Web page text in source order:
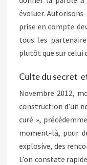
évoluer.
prise en compte
tous les
plutôt que sur celui
Culte du secret
Novembre 2012,
construction d’un
curé »,
moment-là, pour
explosive, des
L’on constate